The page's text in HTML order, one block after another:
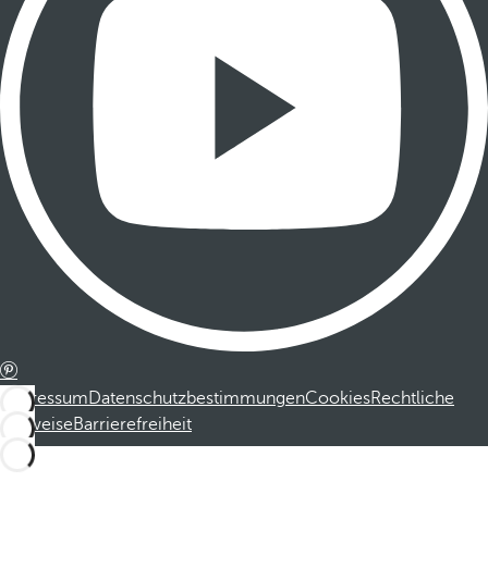
ImpressumDatenschutzbestimmungenCookiesRechtliche
HinweiseBarrierefreiheit